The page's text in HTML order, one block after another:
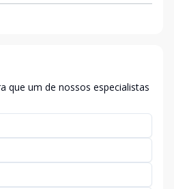
que um de nossos especialistas